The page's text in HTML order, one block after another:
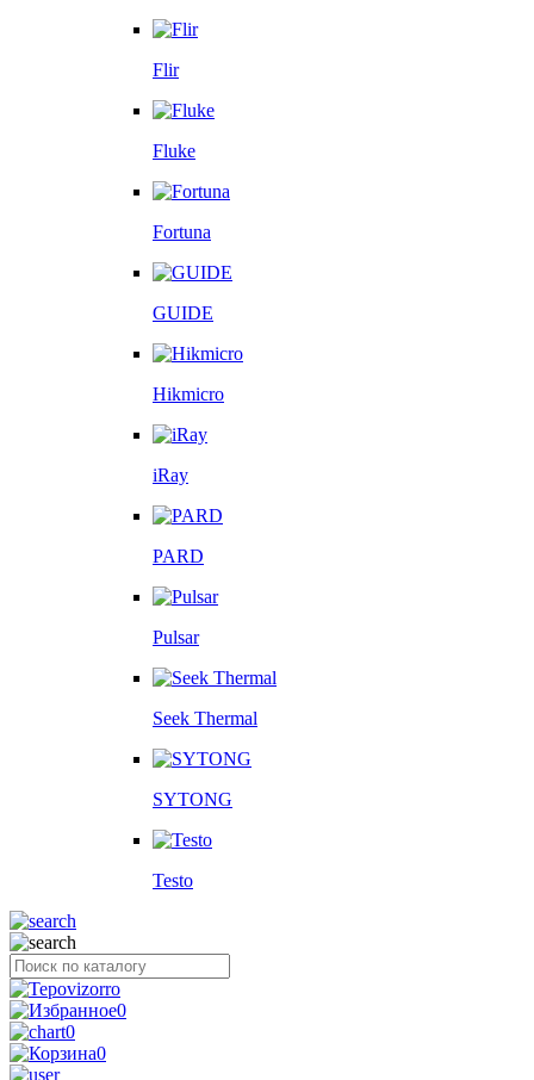
Flir
Fluke
Fortuna
GUIDE
Hikmicro
iRay
PARD
Pulsar
Seek Thermal
SYTONG
Testo
0
0
0